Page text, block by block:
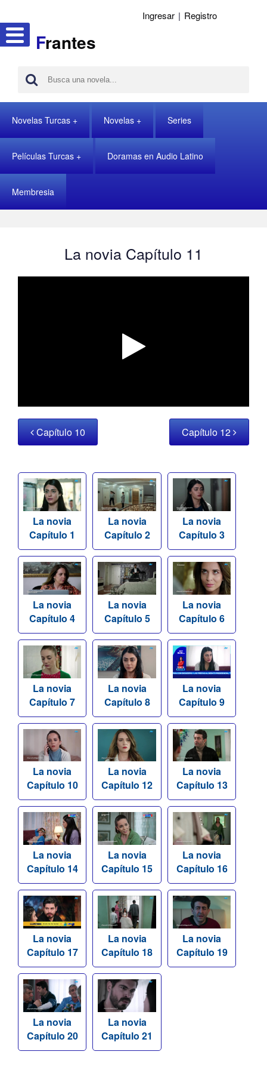
Frantes
Ingresar | Registro
Novelas Turcas Novelas Series
Películas Turcas Doramas en Audio Latino
Membresia
La novia Capítulo 11
Capítulo 10 Capítulo 12
La novia
Capítulo 1
La novia
Capítulo 2
La novia
Capítulo 3
La novia
Capítulo 4
La novia
Capítulo 5
La novia
Capítulo 6
La novia
Capítulo 7
La novia
Capítulo 8
La novia
Capítulo 9
La novia
Capítulo 10
La novia
Capítulo 12
La novia
Capítulo 13
La novia
Capítulo 14
La novia
Capítulo 15
La novia
Capítulo 16
La novia
Capítulo 17
La novia
Capítulo 18
La novia
Capítulo 19
La novia
Capítulo 20
La novia
Capítulo 21